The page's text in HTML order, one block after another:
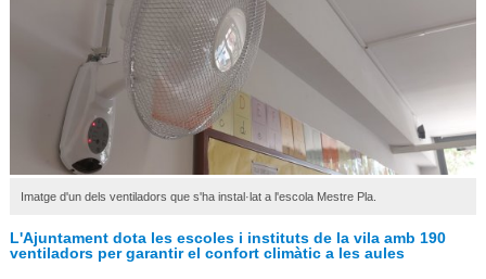
Imatge d'un dels ventiladors que s'ha instal·lat a l'escola Mestre Pla.
L'Ajuntament dota les escoles i instituts de la vila amb 190
ventiladors per garantir el confort climàtic a les aules